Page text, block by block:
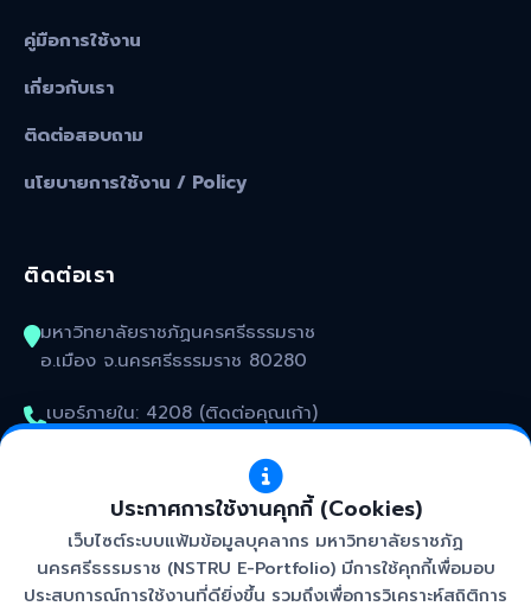
คู่มือการใช้งาน
เกี่ยวกับเรา
ติดต่อสอบถาม
นโยบายการใช้งาน / Policy
ติดต่อเรา
มหาวิทยาลัยราชภัฏนครศรีธรรมราช
อ.เมือง จ.นครศรีธรรมราช 80280
เบอร์ภายใน: 4208 (ติดต่อคุณเก้า)
kunakorn_won@nstru.ac.th
ประกาศการใช้งานคุกกี้ (Cookies)
เว็บไซต์ระบบแฟ้มข้อมูลบุคลากร มหาวิทยาลัยราชภัฏ
นครศรีธรรมราช (NSTRU E-Portfolio) มีการใช้คุกกี้เพื่อมอบ
ประสบการณ์การใช้งานที่ดียิ่งขึ้น รวมถึงเพื่อการวิเคราะห์สถิติการ